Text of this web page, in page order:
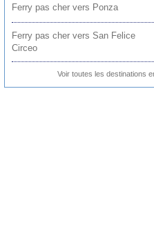
Ferry pas cher vers Ponza
Ferry pas cher vers San Felice
Circeo
Voir toutes les destinations